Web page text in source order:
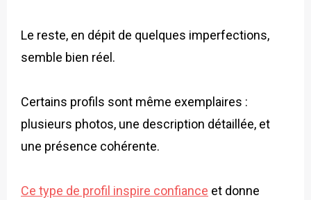
Le reste, en dépit de quelques imperfections,
semble bien réel.
Certains profils sont même exemplaires :
plusieurs photos, une description détaillée, et
une présence cohérente.
Ce type de profil inspire confiance et donne